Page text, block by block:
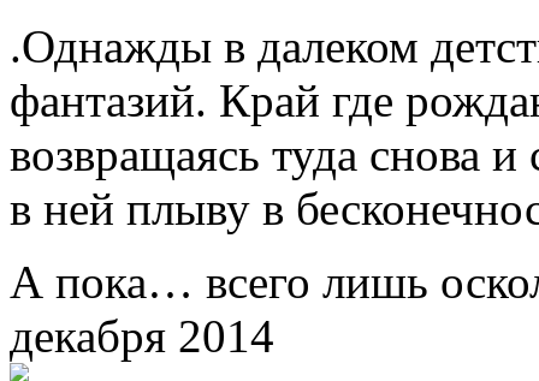
.Однажды в далеком
фантазий. Край где
возвращаясь туда снова
в ней плыву в
А пока… всего лишь
декабря 2014